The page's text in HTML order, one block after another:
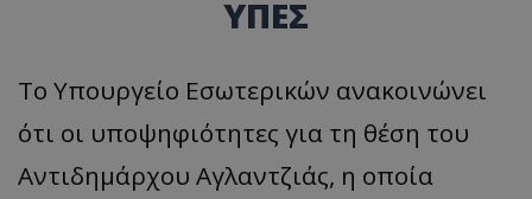
ΥΠΕΣ
Το Υπουργείο Εσωτερικών ανακοινώνει
ότι οι υποψηφιότητες για τη θέση του
Αντιδημάρχου Αγλαντζιάς, η οποία